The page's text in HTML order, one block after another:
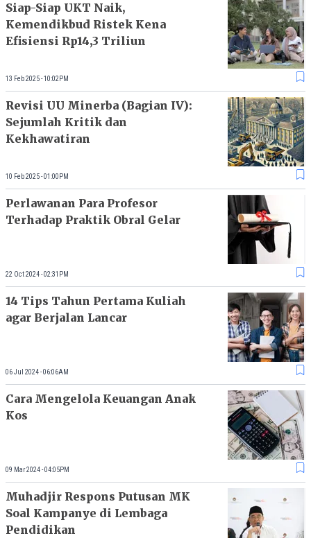
Siap-Siap UKT Naik,
Kemendikbud Ristek Kena
Efisiensi Rp14,3 Triliun
13 Feb 2025 - 10:02PM
Revisi UU Minerba (Bagian IV):
Sejumlah Kritik dan
Kekhawatiran
10 Feb 2025 - 01:00PM
Perlawanan Para Profesor
Terhadap Praktik Obral Gelar
22 Oct 2024 - 02:31PM
14 Tips Tahun Pertama Kuliah
agar Berjalan Lancar
06 Jul 2024 - 06:06AM
Cara Mengelola Keuangan Anak
Kos
09 Mar 2024 - 04:05PM
Muhadjir Respons Putusan MK
Soal Kampanye di Lembaga
Pendidikan